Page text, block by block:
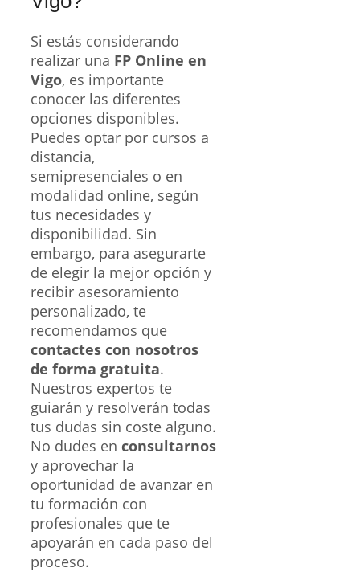
Si estás considerando
realizar una FP Online en
Vigo, es importante
conocer las diferentes
opciones disponibles.
Puedes optar por cursos a
distancia,
semipresenciales o en
modalidad online, según
tus necesidades y
disponibilidad. Sin
embargo, para asegurarte
de elegir la mejor opción y
recibir asesoramiento
personalizado, te
recomendamos que
contactes con nosotros
de forma gratuita.
Nuestros expertos te
guiarán y resolverán todas
tus dudas sin coste alguno.
No dudes en consultarnos
y aprovechar la
oportunidad de avanzar en
tu formación con
profesionales que te
apoyarán en cada paso del
proceso.